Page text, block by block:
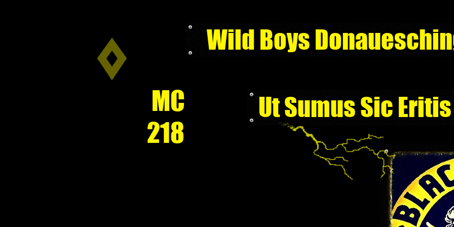
Wild Boys
MC
218
Ut Sumus Sic Eritis